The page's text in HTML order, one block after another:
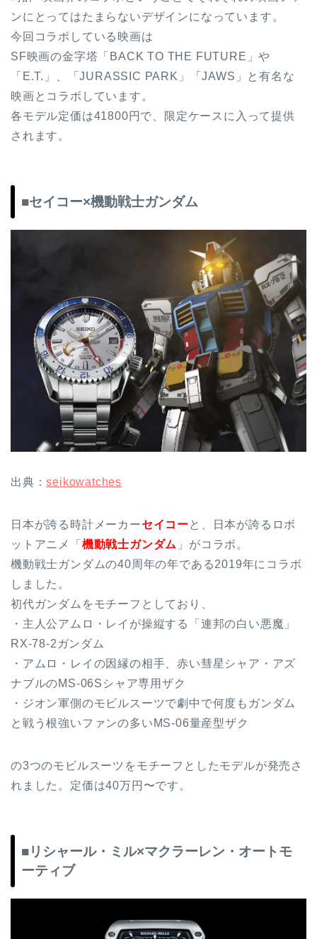
ンにとってはたまらないデザインになっています。
今回コラボしている映画は
SF映画の金字塔「BACK TO THE FUTURE」や
「E.T.」、「JURASSIC PARK」「JAWS」と有名な
映画とコラボしています。
各モデル定価は41800円で、限定ケースに入って提供
されます。
■セイコー×機動戦士ガンダム
出典：seikowatches
日本が誇る時計メーカーセイコー と、日本が誇るロボ
ットアニメ「 機動戦士ガンダム 」がコラボ。
機動戦士ガンダムの40周年の年である2019年にコラボ
しました。
初代ガンダムをモチーフとしており、
・主人公アムロ・レイが操縦する「連邦の白い悪魔」
RX-78-2ガンダム
・アムロ・レイの因縁の相手、赤い彗星シャア・アズ
ナブルのMS-06Sシャア専用ザク
・ジオン軍側のモビルスーツで劇中で何度もガンダム
と戦う根強いファンの多いMS-06量産型ザク
の3つのモビルスーツをモチーフとしたモデルが発売さ
れました。定価は40万円〜です。
■リシャール・ミル×マクラーレン・オートモ
ーティブ